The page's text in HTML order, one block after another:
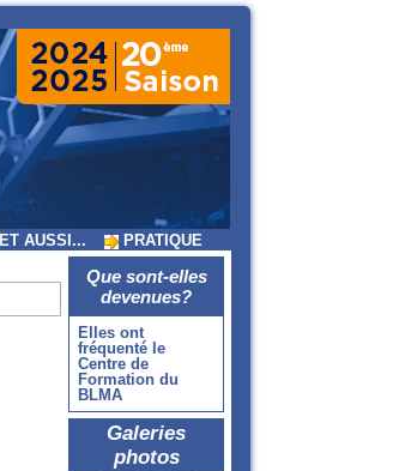
ET AUSSI... PRATIQUE
Que sont-elles
devenues?
Elles ont
fréquenté le
Centre de
Formation du
BLMA
Galeries
photos